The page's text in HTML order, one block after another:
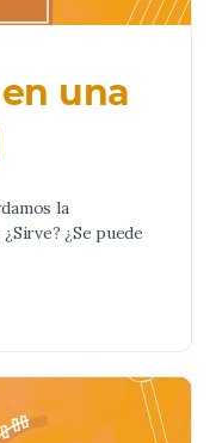
una
la
¿Se puede